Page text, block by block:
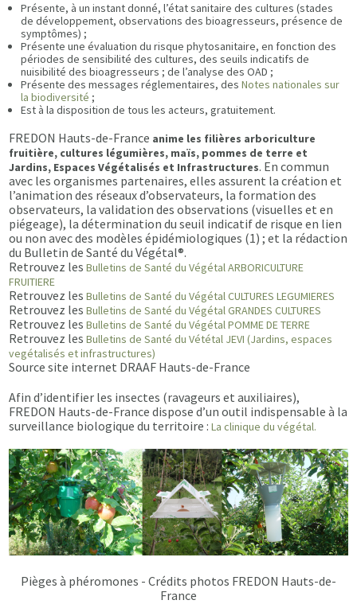
Présente, à un instant donné, l’état sanitaire des cultures (stades
de développement, observations des bioagresseurs, présence de
symptômes) ;
Présente une évaluation du risque phytosanitaire, en fonction des
périodes de sensibilité des cultures, des seuils indicatifs de
nuisibilité des bioagresseurs ; de l’analyse des OAD ;
Présente des messages réglementaires, desNotes nationales sur
la biodiversité ;
Est à la disposition de tous les acteurs, gratuitement.
FREDON Hauts-de-France anime les filières arboriculture
fruitière, cultures légumières, maïs, pommes de terre et
Jardins, Espaces Végétalisés et Infrastructures. En commun
avec les organismes partenaires, elles assurent la création et
l’animation des réseaux d’observateurs, la formation des
observateurs, la validation des observations (visuelles et en
piégeage), la détermination du seuil indicatif de risque en lien
ou non avec des modèles épidémiologiques (1) ; et la rédaction
du Bulletin de Santé du Végétal®.
Retrouvez lesBulletins de Santé du Végétal ARBORICULTURE
FRUITIERE
Retrouvez lesBulletins de Santé du Végétal CULTURES LEGUMIERES
Retrouvez lesBulletins de Santé du Végétal GRANDES CULTURES
Retrouvez lesBulletins de Santé du Végétal POMME DE TERRE
Retrouvez lesBulletins de Santé du Vététal JEVI (Jardins, espaces
vegétalisés et infrastructures)
Source site internet DRAAF Hauts-de-France
Afin d’identifier les insectes (ravageurs et auxiliaires),
FREDON Hauts-de-France dispose d’un outil indispensable à la
surveillance biologique du territoire :La clinique du végétal.
Pièges à phéromones - Crédits photos FREDON Hauts-de-
France